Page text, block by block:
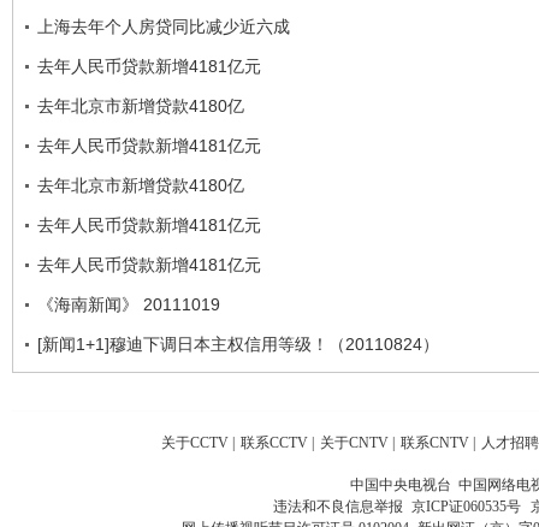
上海去年个人房贷同比减少近六成
去年人民币贷款新增4181亿元
去年北京市新增贷款4180亿
去年人民币贷款新增4181亿元
去年北京市新增贷款4180亿
去年人民币贷款新增4181亿元
去年人民币贷款新增4181亿元
《海南新闻》 20111019
[新闻1+1]穆迪下调日本主权信用等级！（20110824）
关于CCTV | 联系CCTV | 关于CNTV | 联系CNTV | 人才招聘
中国中央电视台 中国网络电
违法和不良信息举报 京ICP证060535号